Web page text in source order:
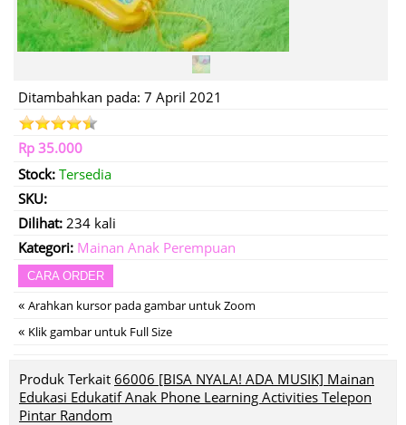
Ditambahkan pada: 7 April 2021
Rp 35.000
Stock: Tersedia
SKU:
Dilihat: 234 kali
Kategori: Mainan Anak Perempuan
CARA ORDER
« Arahkan kursor pada gambar untuk Zoom
« Klik gambar untuk Full Size
Produk Terkait 66006 [BISA NYALA! ADA MUSIK] Mainan
Edukasi Edukatif Anak Phone Learning Activities Telepon
Pintar Random